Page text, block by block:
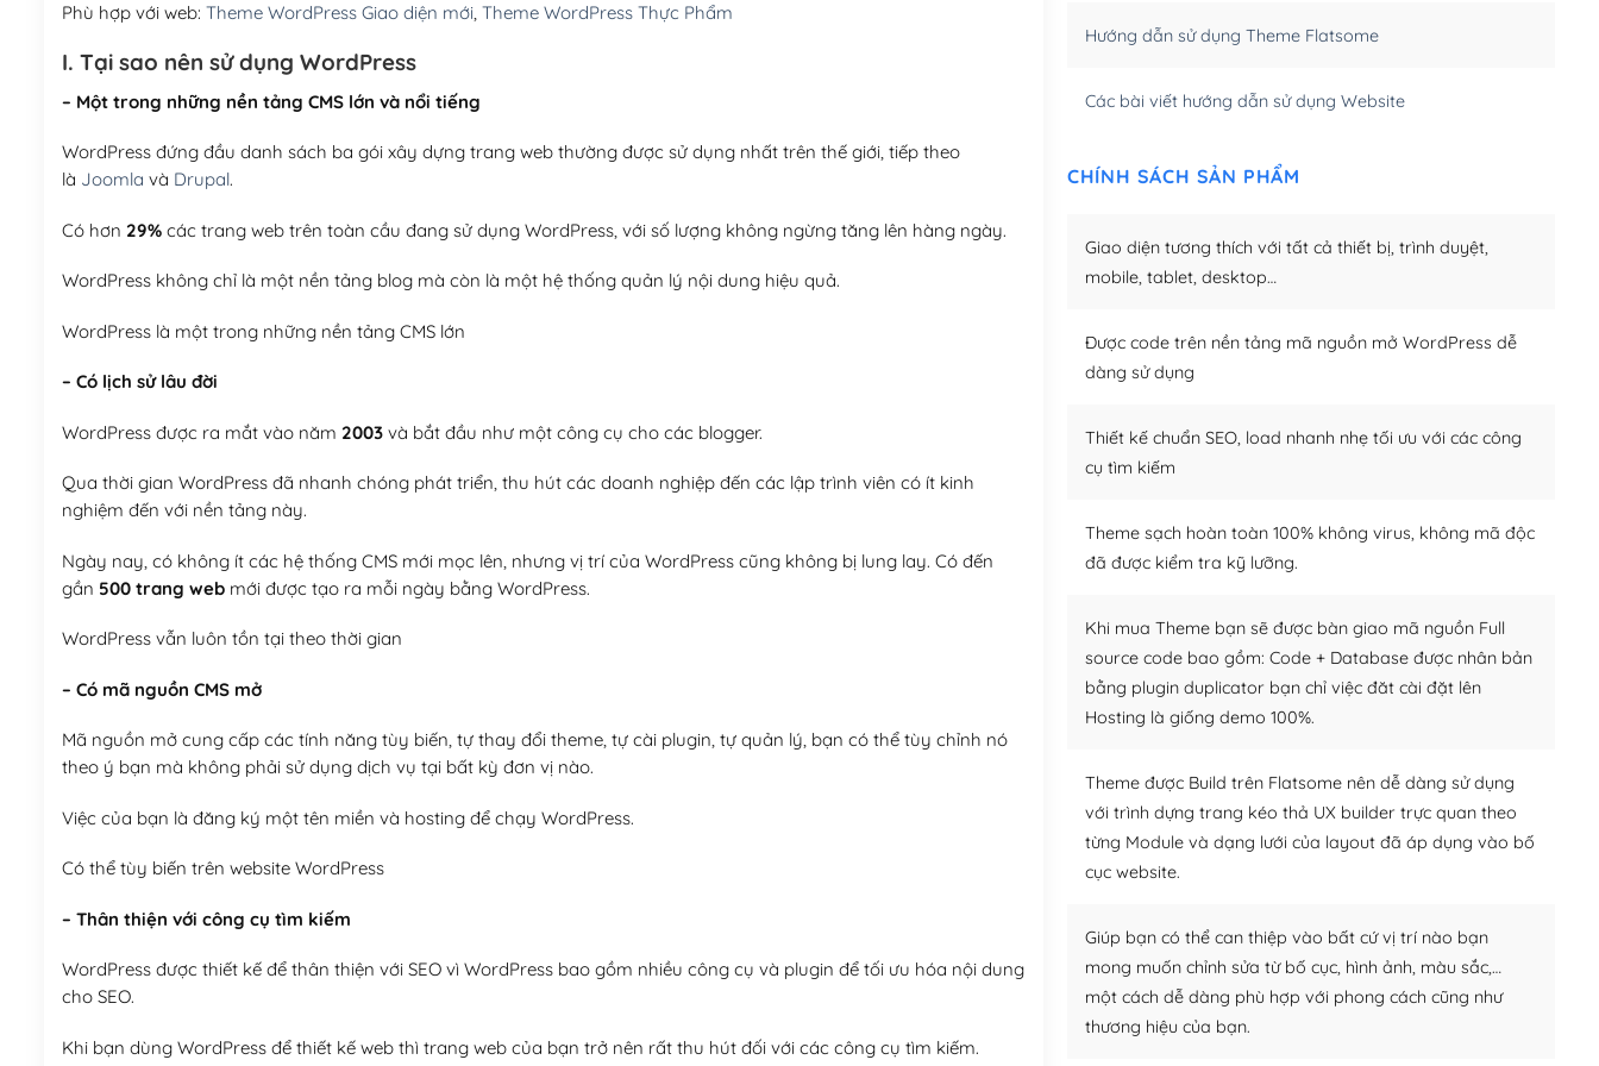
(+950,000₫)
Phù hợp với web: Theme WordPress Giao diện mới, Theme WordPress Thực Phẩm
I. Tại sao nên sử dụng WordPress
– Một trong những nền tảng CMS lớn và nổi tiếng
WordPress đứng đầu danh sách ba gói xây dựng trang web thường được sử dụng nhất trên thế giới, tiếp theo
là Joomla và Drupal.
Có hơn 29%các trang web trên toàn cầu đang sử dụng WordPress, với số lượng không ngừng tăng lên hàng ngày.
WordPress không chỉ là một nền tảng blog mà còn là một hệ thống quản lý nội dung hiệu quả.
WordPress là một trong những nền tảng CMS lớn
– Có lịch sử lâu đời
WordPress được ra mắt vào năm 2003và bắt đầu như một công cụ cho các blogger.
Qua thời gian WordPress đã nhanh chóng phát triển, thu hút các doanh nghiệp đến các lập trình viên có ít kinh
nghiệm đến với nền tảng này.
Ngày nay, có không ít các hệ thống CMS mới mọc lên, nhưng vị trí của WordPress cũng không bị lung lay. Có đến
gần 500 trang webmới được tạo ra mỗi ngày bằng WordPress.
WordPress vẫn luôn tồn tại theo thời gian
– Có mã nguồn CMS mở
Mã nguồn mở cung cấp các tính năng tùy biến, tự thay đổi theme, tự cài plugin, tự quản lý, bạn có thể tùy chỉnh nó
theo ý bạn mà không phải sử dụng dịch vụ tại bất kỳ đơn vị nào.
Việc của bạn là đăng ký một tên miền và hosting để chạy WordPress.
Có thể tùy biến trên website WordPress
– Thân thiện với công cụ tìm kiếm
WordPress được thiết kế để thân thiện với SEO vì WordPress bao gồm nhiều công cụ và plugin để tối ưu hóa nội dung
cho SEO.
Khi bạn dùng WordPress để thiết kế web thì trang web của bạn trở nên rất thu hút đối với các công cụ tìm kiếm.
Hướng dẫn sử dụng Theme Flatsome
Các bài viết hướng dẫn sử dụng Website
CHÍNH SÁCH SẢN PHẨM
Giao diện tương thích với tất cả thiết bị, trình duyệt,
mobile, tablet, desktop…
Được code trên nền tảng mã nguồn mở WordPress dễ
dàng sử dụng
Thiết kế chuẩn SEO, load nhanh nhẹ tối ưu với các công
cụ tìm kiếm
Theme sạch hoàn toàn 100% không virus, không mã độc
đã được kiểm tra kỹ lưỡng.
Khi mua Theme bạn sẽ được bàn giao mã nguồn Full
source code bao gồm: Code + Database được nhân bản
bằng plugin duplicator bạn chỉ việc đăt cài đặt lên
Hosting là giống demo 100%.
Theme được Build trên Flatsome nên dễ dàng sử dụng
với trình dựng trang kéo thả UX builder trực quan theo
từng Module và dạng lưới của layout đã áp dụng vào bố
cục website.
Giúp bạn có thể can thiệp vào bất cứ vị trí nào bạn
mong muốn chỉnh sửa từ bố cục, hình ảnh, màu sắc,…
một cách dễ dàng phù hợp với phong cách cũng như
thương hiệu của bạn.